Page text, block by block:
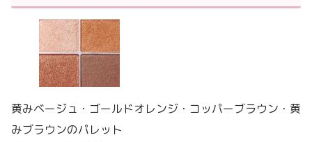
黄みベージュ・ゴールドオレンジ・コッパーブラウン・黄
みブラウンのパレット